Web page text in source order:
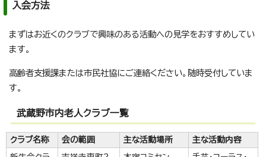
入会方法
まずはお近くのクラブで興味のある活動への見学をおすすめしてい
ます。
高齢者支援課または市民社協にご連絡ください。随時受付していま
す。
武蔵野市内老人クラブ一覧
クラブ名称 会の範囲 主な活動場所 主な活動内容